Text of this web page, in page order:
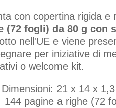
con copertina rigida e
(72 fogli) da 80 g con
nell'UE e viene
per iniziative di
o welcome kit.
Dimensioni: 21 x 14 x
144 pagine a righe (72